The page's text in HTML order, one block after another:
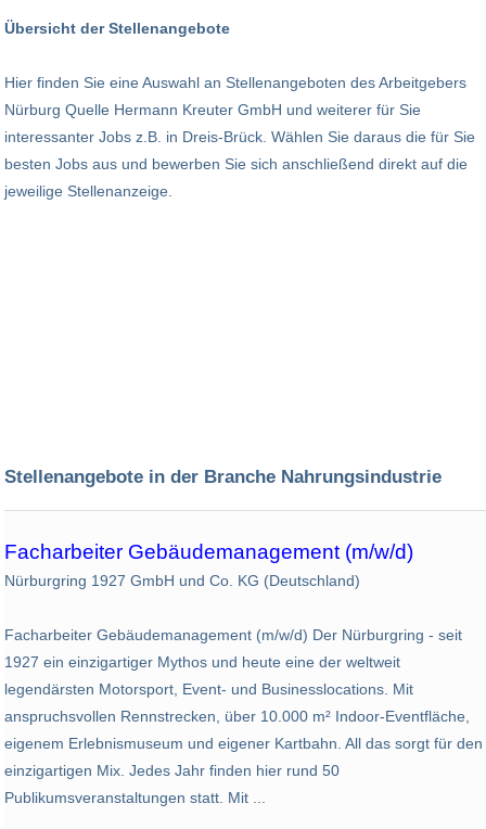
Übersicht der Stellenangebote
Hier finden Sie eine Auswahl an Stellenangeboten des Arbeitgebers
Nürburg Quelle Hermann Kreuter GmbH und weiterer für Sie
interessanter Jobs z.B. in Dreis-Brück. Wählen Sie daraus die für Sie
besten Jobs aus und bewerben Sie sich anschließend direkt auf die
jeweilige Stellenanzeige.
Stellenangebote in der Branche Nahrungsindustrie
Facharbeiter Gebäudemanagement (m/w/d)
Nürburgring 1927 GmbH und Co. KG (Deutschland)
Facharbeiter Gebäudemanagement (m/w/d) Der Nürburgring - seit
1927 ein einzigartiger Mythos und heute eine der weltweit
legendärsten Motorsport, Event- und Businesslocations. Mit
anspruchsvollen Rennstrecken, über 10.000 m² Indoor-Eventfläche,
eigenem Erlebnismuseum und eigener Kartbahn. All das sorgt für den
einzigartigen Mix. Jedes Jahr finden hier rund 50
Publikumsveranstaltungen statt. Mit ...